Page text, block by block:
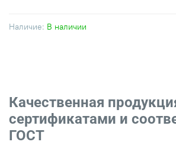
Наличие: В наличии
Качественная
сертификатами и
ГОСТ